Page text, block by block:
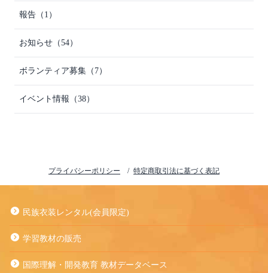
報告（1）
お知らせ（54）
ボランティア募集（7）
イベント情報（38）
プライバシーポリシー 特定商取引法に基づく表記
民族衣装レンタル(会員限定)
学習教材の販売
国際理解・開発教育 教材データベース